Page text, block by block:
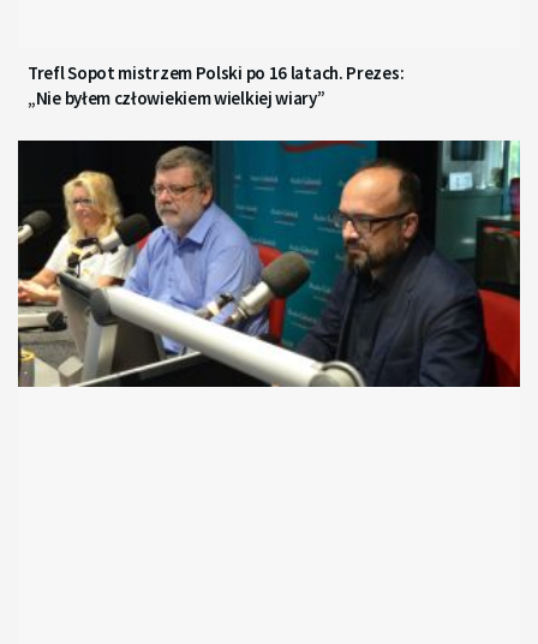
Trefl Sopot mistrzem Polski po 16 latach. Prezes:
„Nie byłem człowiekiem wielkiej wiary”